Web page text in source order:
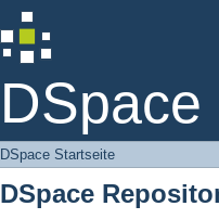
DSpace Startseite
DSpace Startseite
DSpace